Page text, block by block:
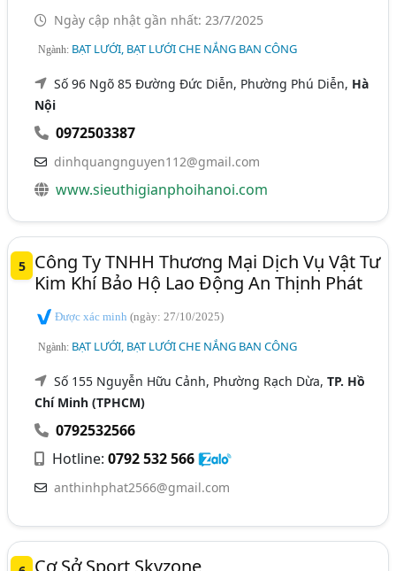
Ngày cập nhật gần nhất: 23/7/2025
Ngành: BẠT LƯỚI, BẠT LƯỚI CHE NẮNG BAN CÔNG
Số 96 Ngõ 85 Đường Đức Diễn, Phường Phú Diễn, Hà
Nội
0972503387
dinhquangnguyen112@gmail.com
www.sieuthigianphoihanoi.com
5
Công Ty TNHH Thương Mại Dịch Vụ Vật Tư
Kim Khí Bảo Hộ Lao Động An Thịnh Phát
Được xác minh(ngày: 27/10/2025)
Ngành: BẠT LƯỚI, BẠT LƯỚI CHE NẮNG BAN CÔNG
Số 155 Nguyễn Hữu Cảnh, Phường Rạch Dừa,TP. Hồ
Chí Minh (TPHCM)
0792532566
Hotline:0792 532 566
anthinhphat2566@gmail.com
Cơ Sở Sport Skyzone